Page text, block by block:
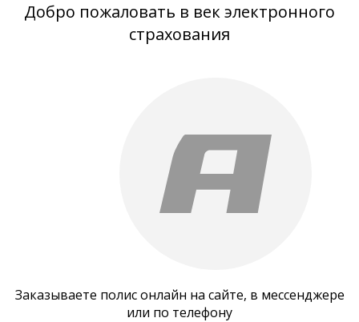
Добро пожаловать в век электронного
страхования
Заказываете полис онлайн на сайте, в мессенджере
или по телефону